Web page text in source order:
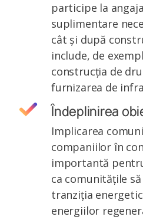
participe la
suplimentare
cât și după
include, de
construcția de
furnizarea de
Îndeplinirea
Implicarea
companiilor în
importantă
ca comunitățile
tranziția
energiilor